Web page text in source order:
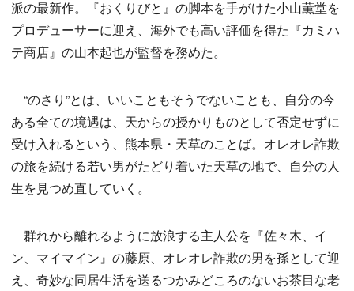
派の最新作。『おくりびと』の脚本を手がけた小山薫堂を
プロデューサーに迎え、海外でも高い評価を得た『カミハ
テ商店』の山本起也が監督を務めた。
“のさり”とは、いいこともそうでないことも、自分の今
ある全ての境遇は、天からの授かりものとして否定せずに
受け入れるという、熊本県・天草のことば。オレオレ詐欺
の旅を続ける若い男がたどり着いた天草の地で、自分の人
生を見つめ直していく。
群れから離れるように放浪する主人公を『佐々木、イ
ン、マイマイン』の藤原、オレオレ詐欺の男を孫として迎
え、奇妙な同居生活を送るつかみどころのないお茶目な老